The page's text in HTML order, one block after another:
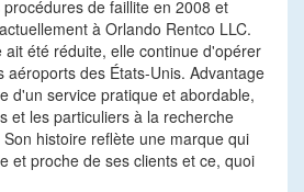
de faillite en 2008 et
à Orlando Rentco LLC.
ait été réduite, elle continue d'opérer
aéroports des États-Unis. Advantage
d'un service pratique et abordable,
et les particuliers à la recherche
histoire reflète une marque qui
et proche de ses clients et ce, quoi